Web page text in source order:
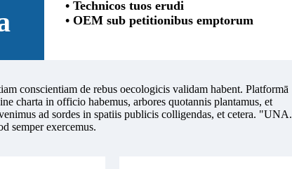
• Technicos tuos erudi
• OEM sub petitionibus emptorum
conscientiam de rebus oecologicis validam habent. Platformā
charta in officio habemus, arbores quotannis plantamus, et
ad sordes in spatiis publicis colligendas, et cetera. "UNA.
semper exercemus.